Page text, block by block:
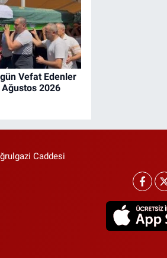
Vefat Edenler
2026
Caddesi